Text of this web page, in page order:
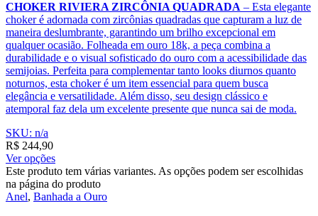
CHOKER RIVIERA ZIRCÔNIA QUADRADA – Esta elegante
choker é adornada com zircônias quadradas que capturam a luz de
maneira deslumbrante, garantindo um brilho excepcional em
qualquer ocasião. Folheada em ouro 18k, a peça combina a
durabilidade e o visual sofisticado do ouro com a acessibilidade das
semijoias. Perfeita para complementar tanto looks diurnos quanto
noturnos, esta choker é um item essencial para quem busca
elegância e versatilidade. Além disso, seu design clássico e
atemporal faz dela um excelente presente que nunca sai de moda.
SKU: n/a
R$ 244,90
Ver opções
Este produto tem várias variantes. As opções podem ser escolhidas
na página do produto
Anel, Banhada a Ouro